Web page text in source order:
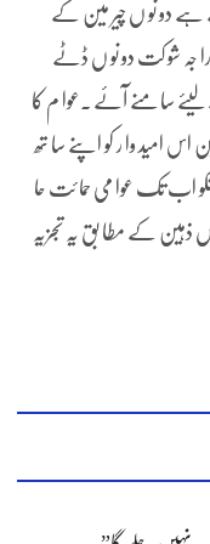
ہے دو نو ں چیر مین کے
را جہ شو کت دو نو ں ڈٹے
لیئے سا منے آئے ۔عوا م کا
اس امید وا ر کو اپنے سا تھ
اب تک عوا می حما ئت حا
کے مطا بق یہ تجزیہ